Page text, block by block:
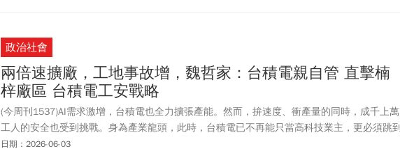
政治社會
兩倍速擴廠，工地事故增，魏哲家：台積電親自管 直擊楠
梓廠區 台積電工安戰略
(今周刊1537)AI需求激增，台積電也全力擴張產能。然而，拚速度、衝產量的同時，成千上萬
工人的安全也受到挑戰。身為產業龍頭，此時，台積電已不再能只當高科技業主，更必須跳到
營造業，親自守護勞工安全了。
日期：2026-06-03